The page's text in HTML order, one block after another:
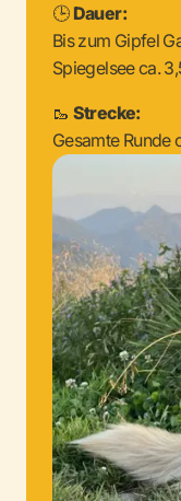
🕒 Dauer:
Bis zum Gipfel
Spiegelsee ca.
🥾 Strecke:
Gesamte Runde